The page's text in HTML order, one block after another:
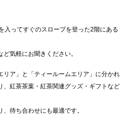
入ってすぐのスロープを登った2階にある
気軽にお聞きください。
リア」と「ティールームエリア」に分かれ
、紅茶茶葉・紅茶関連グッズ・ギフトなど
待ち合わせにも最適です。